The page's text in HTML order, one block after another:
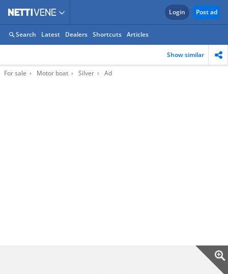
Login Post ad
Search Latest Dealers Shortcuts Articles
Show similar
For sale Motor boat Silver Ad